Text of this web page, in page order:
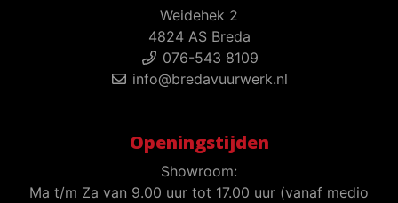
Weidehek 2
4824 AS Breda
076-543 8109
info@bredavuurwerk.nl
Openingstijden
Showroom:
Ma t/m Za van 9.00 uur tot 17.00 uur (vanaf medio